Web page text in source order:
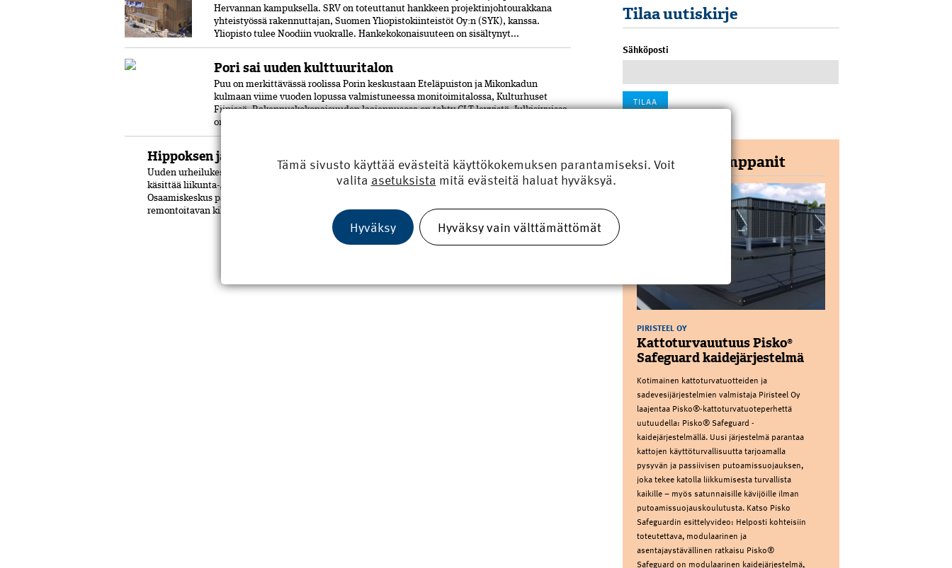
Hervannan kampuksella. SRV on toteuttanut hankkeen projektinjohtourakkana
yhteistyössä rakennuttajan, Suomen Yliopistokiinteistöt Oy:n (SYK), kanssa.
Yliopisto tulee Noodiin vuokralle. Hankekokonaisuuteen on sisältynyt...
Pori sai uuden kulttuuritalon
Puu on merkittävässä roolissa Porin keskustaan Eteläpuiston ja Mikonkadun
kulmaan viime vuoden lopussa valmistuneessa moni­toimitalossa, Kulturhuset
Fiinissä. Rakennuskokonaisuuden laajennusosa on tehty CLT-levyistä. Julkisivuissa
on käytetty puuta ja paljon tiiltä. Uudisrakennuksen on...
Hippoksen jäähallit kahteen kerrokseen
Uuden urheilukeskuksen rakennustyöt ovat vauhdissa Jyväskylässä. Hipposkeskus
käsittää liikunta-, osaamis- ja jääurheilukeskukset sekä pysäköintihallin.
Osaamiskeskus palvelee tutkimusta ja koulutusta.Jääurheilukeskukseen tulee
remontoitavan kilpajäähallin viereen yhteensä kolme...
Tilaa uutiskirje
Sähköposti
Yhteistyökumppanit
PIRISTEEL OY
Kattoturvauutuus Pisko®
Safeguard kaidejärjestelmä
Kotimainen kattoturvatuotteiden ja
sadevesijärjestelmien valmistaja Piristeel Oy
laajentaa Pisko®-kattoturvatuoteperhettä
uutuudella: Pisko® Safeguard -
kaidejärjestelmällä. Uusi järjestelmä parantaa
kattojen käyttöturvallisuutta tarjoamalla
pysyvän ja passiivisen putoamissuojauksen,
joka tekee katolla liikkumisesta turvallista
kaikille – myös satunnaisille kävijöille ilman
putoamissuojauskoulutusta. Katso Pisko
Safeguardin esittelyvideo: Helposti kohteisiin
toteutettava, modulaarinen ja
asentajaystävällinen ratkaisu Pisko®
Safeguard on modulaarinen kaidejärjestelmä,
Tämä sivusto käyttää evästeitä käyttökokemuksen parantamiseksi. Voit
valita asetuksista mitä evästeitä haluat hyväksyä.
Hyväksy Hyväksy vain välttämättömät